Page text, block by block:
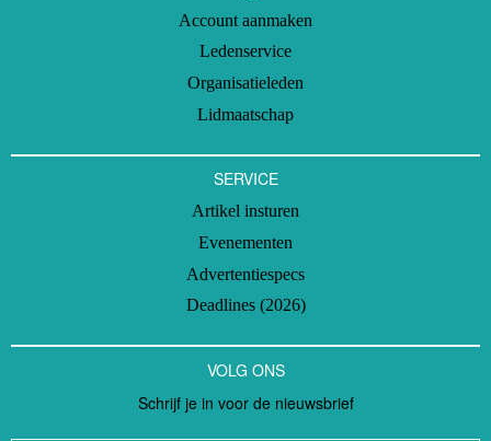
Account aanmaken
Ledenservice
Organisatieleden
Lidmaatschap
SERVICE
Artikel insturen
Evenementen
Advertentiespecs
Deadlines (2026)
VOLG ONS
Schrijf je in voor de nieuwsbrief